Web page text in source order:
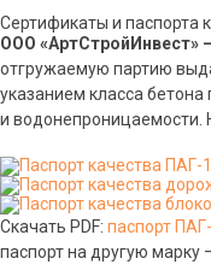
Сертификаты и паспорта
ООО «АртСтройИнвест»
отгружаемую партию
указанием класса
и водонепроницаемости.
Скачать PDF: паспорт
паспорт на другую марку